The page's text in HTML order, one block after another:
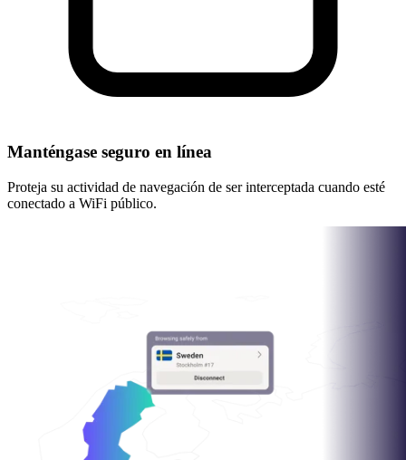
Manténgase seguro en línea
Proteja su actividad de navegación de ser interceptada cuando esté
conectado a WiFi público.